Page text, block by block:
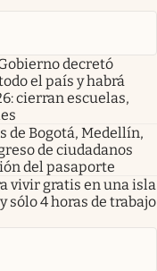
decretó
el país y habrá
cierran escuelas,
de Bogotá, Medellín,
de ciudadanos
del pasaporte
vivir gratis en una isla
sólo 4 horas de trabajo